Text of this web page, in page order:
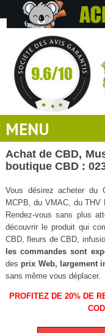
MENU
Achat de CBD,
boutique CBD :
Vous désirez acheter du
MCPB, du VMAC, du THV
Rendez-vous sans plus
découvrir le produit qui
CBD, fleurs de CBD,
les commandes sont
des prix Web, largement
sans même vous déplacer.
PROFITEZ DE 20% DE